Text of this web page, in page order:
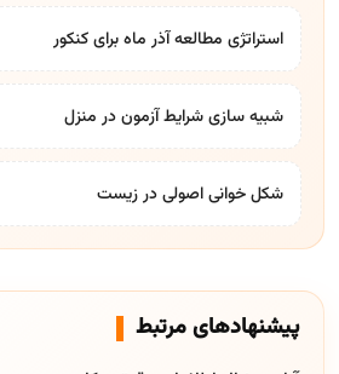
استراتژی مطالعه آذر ماه برای کنکور
شبیه سازی شرایط آزمون در منزل
شکل خوانی اصولی در زیست
پیشنهادهای مرتبط